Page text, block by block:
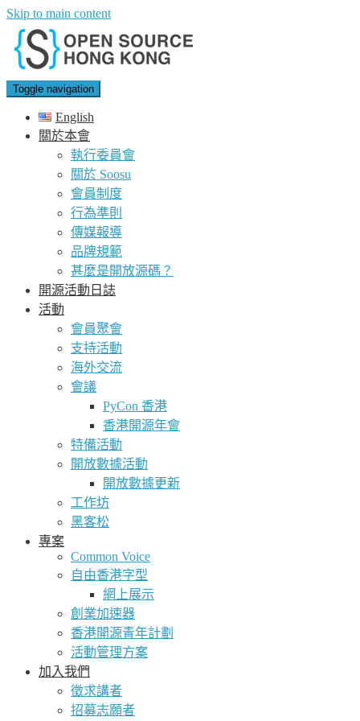
Skip to main content
Toggle navigation
English
關於本會
執行委員會
關於 Soosu
會員制度
行為準則
傳媒報導
品牌規範
甚麼是開放源碼？
開源活動日誌
活動
會員聚會
支持活動
海外交流
會議
PyCon 香港
香港開源年會
特備活動
開放數據活動
開放數據更新
工作坊
黑客松
專案
Common Voice
自由香港字型
網上展示
創業加速器
香港開源青年計劃
活動管理方案
加入我們
徵求講者
招募志願者